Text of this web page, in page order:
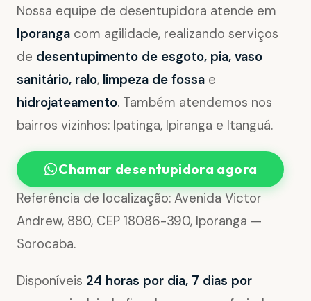
Nossa equipe de desentupidora atende em
Iporanga com agilidade, realizando serviços
de desentupimento de esgoto, pia, vaso
sanitário, ralo, limpeza de fossa e
hidrojateamento. Também atendemos nos
bairros vizinhos: Ipatinga, Ipiranga e Itanguá.
Chamar desentupidora agora
Referência de localização: Avenida Victor
Andrew, 880, CEP 18086-390, Iporanga —
Sorocaba.
Disponíveis 24 horas por dia, 7 dias por